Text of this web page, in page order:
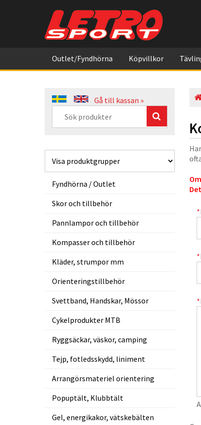
Outlet/Fyndhörna Köpvillkor
Gå till kassan »
Fyndhörna / Outlet
Skor och tillbehör
Pannlampor och tillbehör
Kompasser och tillbehör
Kläder, strumpor mm
Orienteringstillbehör
Svettband, Handskar, Mössor
Cykelprodukter MTB
Ryggsäckar, väskor, camping
Tejp, fotledsskydd, liniment
Arrangörsmateriel orientering
Popuptält, Klubbtält
Gel, energikakor, vätskebälten
*
*
*